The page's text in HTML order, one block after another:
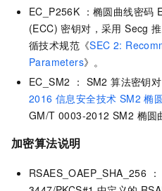
EC_P256K ：椭圆曲线密码
(ECC) 密钥对，采用 Secg
循技术规范《SEC 2:
Parameters》。
EC_SM2 ： SM2 算法密钥
2016 信息安全技术 SM2 椭
GM/T 0003-2012 SM2 椭圆
加密算法说明
RSAES_OAEP_SHA_256